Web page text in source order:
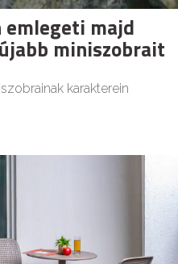
majd
miniszobrait
karakterein